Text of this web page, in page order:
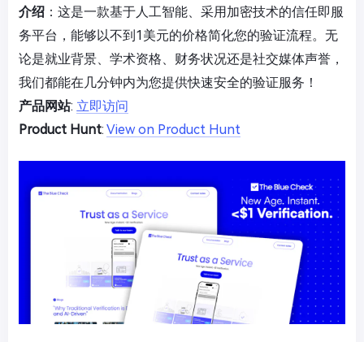
介绍 ：这是一款基于人工智能、采用加密技术的信任即服
务平台，能够以不到1美元的价格简化您的验证流程。无
论是就业背景、学术资格、财务状况还是社交媒体声誉，
我们都能在几分钟内为您提供快速安全的验证服务！
产品网站: 立即访问
Product Hunt: View on Product Hunt